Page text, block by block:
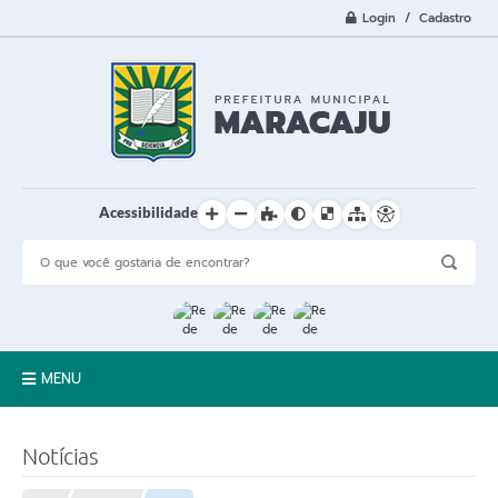
Login / Cadastro
Acessibilidade
MENU
Notícias